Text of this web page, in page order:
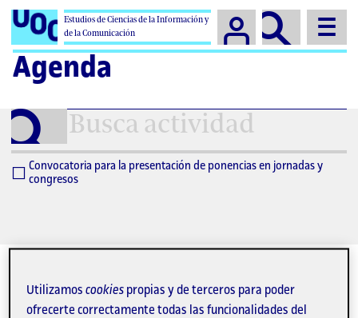
Estudios de Ciencias de la Información y
de la Comunicación
Campus
Agenda
Busca
actividad
Convocatoria para la presentación de ponencias en jornadas y
congresos
Utilizamoscookies propias y de terceros para poder
ofrecerte correctamente todas las funcionalidades del